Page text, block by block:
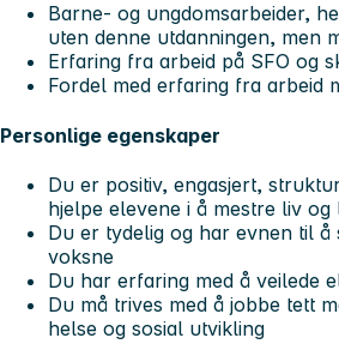
Barne- og ungdomsarbeider,
uten denne utdanningen, men
Erfaring fra arbeid på SFO og
Fordel med erfaring fra arbeid
Personlige egenskaper
Du er positiv, engasjert,
hjelpe elevene i å mestre liv
Du er tydelig og har evnen til
voksne
Du har erfaring med å veilede
Du må trives med å jobbe tett
helse og sosial utvikling